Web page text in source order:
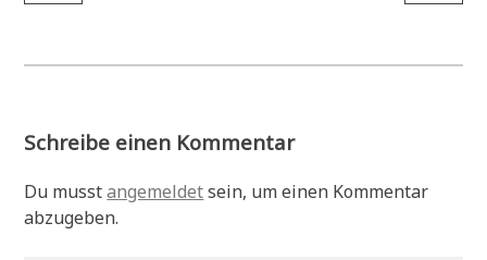
Schreibe einen Kommentar
Du musstangemeldetsein, um einen Kommentar
abzugeben.